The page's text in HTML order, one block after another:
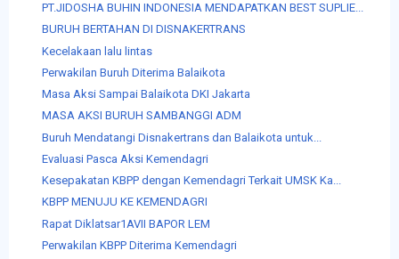
PT.JIDOSHA BUHIN INDONESIA MENDAPATKAN BEST SUPLIE...
BURUH BERTAHAN DI DISNAKERTRANS
Kecelakaan lalu lintas
Perwakilan Buruh Diterima Balaikota
Masa Aksi Sampai Balaikota DKI Jakarta
MASA AKSI BURUH SAMBANGGI ADM
Buruh Mendatangi Disnakertrans dan Balaikota untuk...
Evaluasi Pasca Aksi Kemendagri
Kesepakatan KBPP dengan Kemendagri Terkait UMSK Ka...
KBPP MENUJU KE KEMENDAGRI
Rapat Diklatsar1AVII BAPOR LEM
Perwakilan KBPP Diterima Kemendagri